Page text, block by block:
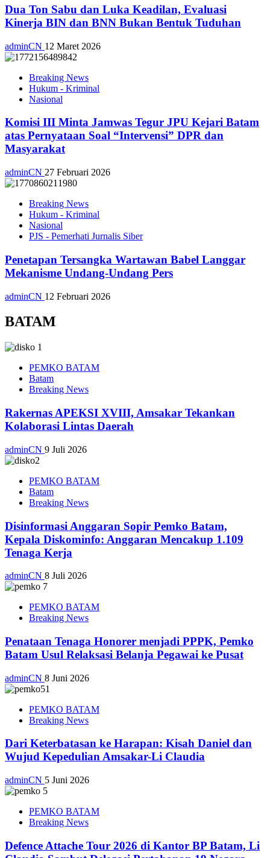
Dua Ton Sabu dan Luka Keadilan, Evaluasi
Kinerja BIN dan BNN Bukan Bentuk Tuduhan
adminCN 12 Maret 2026
Breaking News
Hukum - Kriminal
Nasional
Komisi III Minta Jamwas Tegur JPU Kejari Batam
atas Pernyataan Soal “Intervensi” DPR dan
Masyarakat
adminCN 27 Februari 2026
Breaking News
Hukum - Kriminal
Nasional
PJS - Pemerhati Jurnalis Siber
Penetapan Tersangka Wartawan Babel Langgar
Mekanisme Undang-Undang Pers
adminCN 12 Februari 2026
BATAM
PEMKO BATAM
Batam
Breaking News
Rakernas APEKSI XVIII, Amsakar Tekankan
Kolaborasi Lintas Daerah
adminCN 9 Juli 2026
PEMKO BATAM
Batam
Breaking News
Disinformasi Anggaran Sopir Pemko Batam,
Kepala Diskominfo: Anggaran Mencakup 1.109
Tenaga Kerja
adminCN 8 Juli 2026
PEMKO BATAM
Breaking News
Penataan Tenaga Honorer menjadi PPPK, Pemko
Batam Usul Relaksasi Belanja Pegawai ke Pusat
adminCN 8 Juni 2026
PEMKO BATAM
Breaking News
Dari Keterbatasan ke Harapan: Kisah Daniel dan
Wujud Kepedulian Amsakar-Li Claudia
adminCN 5 Juni 2026
PEMKO BATAM
Breaking News
Defence Attache Tour 2026 di Kantor BP Batam, Li